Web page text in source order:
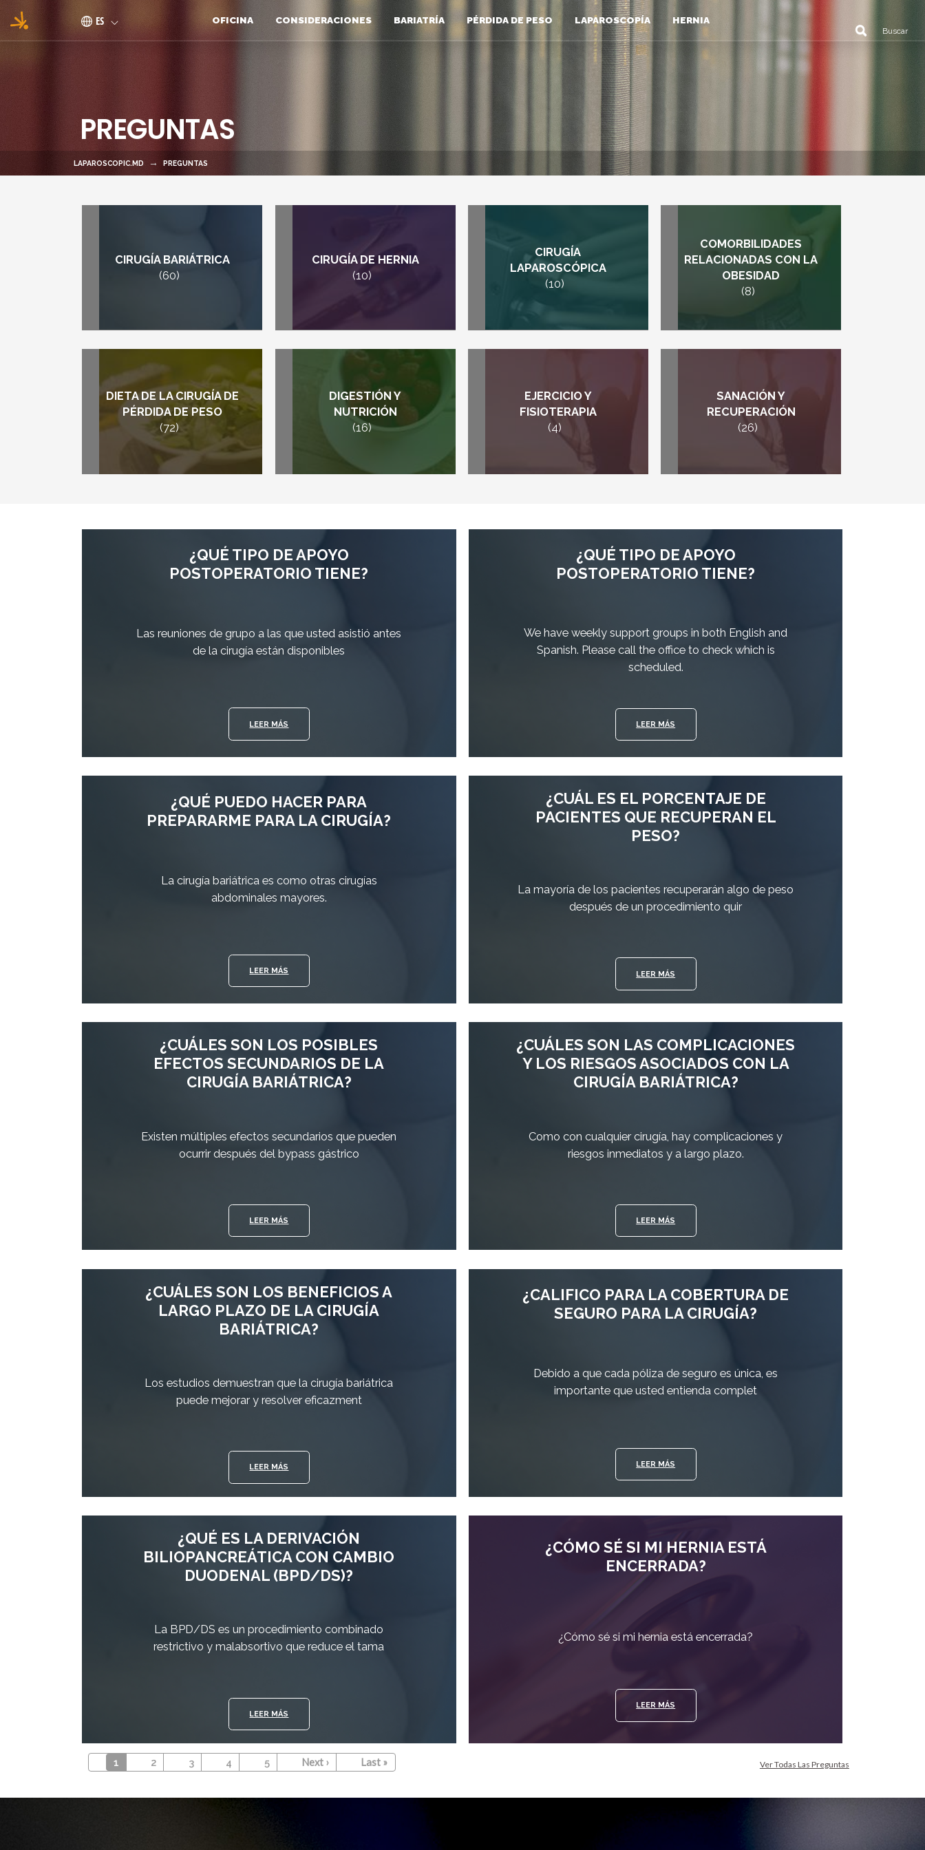
Pasar al contenido principal
ES OFICINA CONSIDERACIONES BARIATRÍA PÉRDIDA DE PESO LAPAROSCOPÍA HERNIA
PREGUNTAS
LAPAROSCOPIC.MD PREGUNTAS
CIRUGÍA BARIÁTRICA
(60)
CIRUGÍA DE HERNIA
(10)
CIRUGÍA
LAPAROSCÓPICA
(10)
COMORBILIDADES
RELACIONADAS CON LA
OBESIDAD
(8)
DIETA DE LA CIRUGÍA DE
PÉRDIDA DE PESO
(72)
DIGESTIÓN Y
NUTRICIÓN
(16)
EJERCICIO Y
FISIOTERAPIA
(4)
SANACIÓN Y
RECUPERACIÓN
(26)
¿QUÉ TIPO DE APOYO
POSTOPERATORIO TIENE?
Las reuniones de grupo a las que usted asistió antes
de la cirugía están disponibles
LEER MÁS
¿QUÉ TIPO DE APOYO
POSTOPERATORIO TIENE?
We have weekly support groups in both English and
Spanish. Please call the office to check which is
scheduled.
LEER MÁS
¿QUÉ PUEDO HACER PARA
PREPARARME PARA LA CIRUGÍA?
La cirugía bariátrica es como otras cirugías
abdominales mayores.
LEER MÁS
¿CUÁL ES EL PORCENTAJE DE
PACIENTES QUE RECUPERAN EL
PESO?
La mayoría de los pacientes recuperarán algo de peso
después de un procedimiento quir
LEER MÁS
¿CUÁLES SON LOS POSIBLES
EFECTOS SECUNDARIOS DE LA
CIRUGÍA BARIÁTRICA?
Existen múltiples efectos secundarios que pueden
ocurrir después del bypass gástrico
LEER MÁS
¿CUÁLES SON LAS COMPLICACIONES
Y LOS RIESGOS ASOCIADOS CON LA
CIRUGÍA BARIÁTRICA?
Como con cualquier cirugía, hay complicaciones y
riesgos inmediatos y a largo plazo.
LEER MÁS
¿CUÁLES SON LOS BENEFICIOS A
LARGO PLAZO DE LA CIRUGÍA
BARIÁTRICA?
Los estudios demuestran que la cirugía bariátrica
puede mejorar y resolver eficazment
LEER MÁS
¿CALIFICO PARA LA COBERTURA DE
SEGURO PARA LA CIRUGÍA?
Debido a que cada póliza de seguro es única, es
importante que usted entienda complet
LEER MÁS
¿QUÉ ES LA DERIVACIÓN
BILIOPANCREÁTICA CON CAMBIO
DUODENAL (BPD/DS)?
La BPD/DS es un procedimiento combinado
restrictivo y malabsortivo que reduce el tama
LEER MÁS
¿CÓMO SÉ SI MI HERNIA ESTÁ
ENCERRADA?
¿Cómo sé si mi hernia está encerrada?
LEER MÁS
PaginaciónPágina actual
1 Página
2 Página
3 Página
4 Página
5 Siguiente página
Next › Última página
Last » Ver Todas Las Preguntas